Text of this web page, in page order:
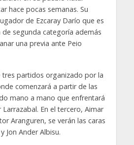
hace pocas semanas. Su
de Ezcaray Darío que es
segunda categoría además
una previa ante Peio
tres partidos organizado por la
comenzará a partir de las
mano a mano que enfrentará
Larrazabal. En el tercero, Aimar
Aranguren, se verán las caras
Jon Ander Albisu.